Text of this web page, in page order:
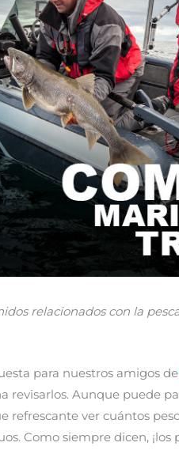
relacionados con la
para nuestros amigos de
revisarlos. Aunque puede
refrescante ver cuántos
Como siempre dicen, ¡los